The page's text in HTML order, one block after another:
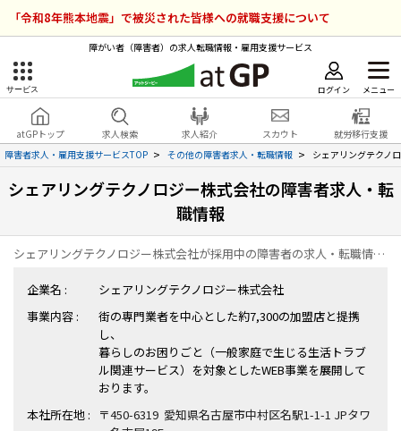
「令和8年熊本地震」で被災された皆様への就職支援について
障がい者（障害者）の求人転職情報・雇用支援サービス
サービス ログイン メニュー
atGPトップ 求人検索 求人紹介 スカウト
就労移行支援
障害者求人・雇用支援サービスTOP
その他の障害者求人・転職情報 シェアリングテクノ
シェアリングテクノロジー株式会社の障害者求人・転
職情報
シェアリングテクノロジー株式会社が採用中の障害者の求人・転職情報の一覧ページです。
企業名 :
シェアリングテクノロジー株式会社
事業内容 :
街の専門業者を中心とした約7,300の加盟店と提携
し、
暮らしのお困りごと（一般家庭で生じる生活トラブ
ル関連サービス）を対象としたWEB事業を展開して
おります。
本社所在地 :
〒450-6319 愛知県名古屋市中村区名駅1-1-1 JPタワ
障害者雇用のアットジーピー
サービスラインナップ
就転職支援サービス
障害者専門の就転職支援サービス
障害者アスリート専門の就転職支援サービス
ハイスキルな障害者の転職支援サービス
ログイン 会員登録 無料
atGPトップ
各種サービス
求人を検索する
求人を紹介してもらう
スカウトを受ける